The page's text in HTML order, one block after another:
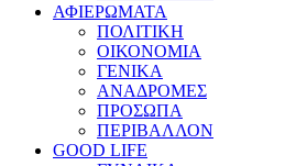
ΑΦΙΕΡΩΜΑΤΑ
ΠΟΛΙΤΙΚΗ
ΟΙΚΟΝΟΜΙΑ
ΓΕΝΙΚΑ
ΑΝΑΔΡΟΜΕΣ
ΠΡΟΣΩΠΑ
ΠΕΡΙΒΑΛΛΟΝ
GOOD LIFE